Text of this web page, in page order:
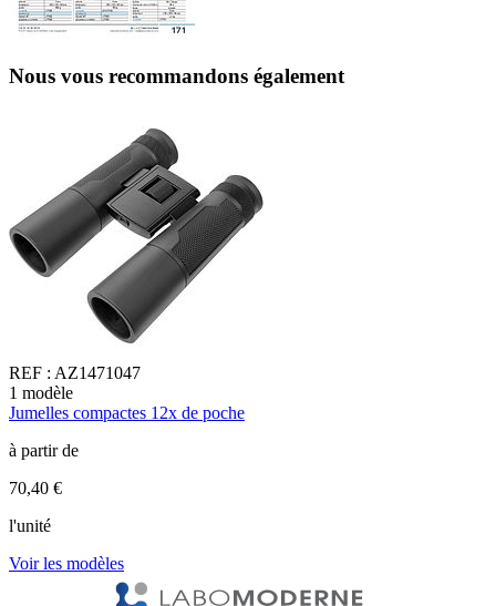
Nous vous recommandons également
REF : AZ1471047
1 modèle
Jumelles compactes 12x de poche
à partir de
70,40 €
l'unité
Voir les modèles